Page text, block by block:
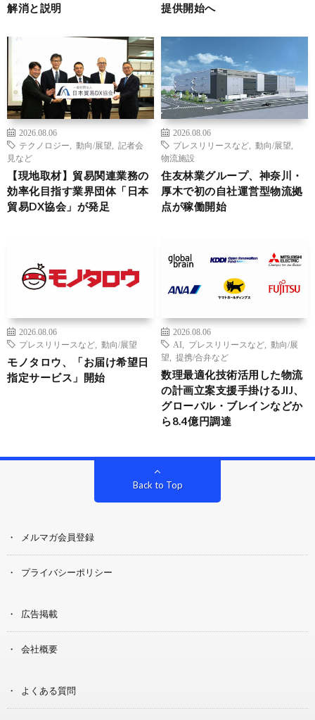
解消と説明
提供開始へ
2026.08.06
テクノロジー
動向/展望
記者会
見など
【現地取材】貿易関連業務の
効率化目指す業界団体「日本
貿易DX協会」が発足
2026.08.06
プレスリリースなど
動向/展望
物流施設
住友林業グループ、神奈川・
厚木で初の自社運営型物流拠
点が稼働開始
2026.08.06
プレスリリースなど
動向/展望
モノタロウ、「お届け希望日
指定サービス」開始
2026.08.06
AI
プレスリリースなど
動向/展
望
提携/合弁など
数理最適化技術活用した物流
の計画立案支援手掛けるJIJ、
グローバル・ブレインなどか
ら8.4億円調達
Back to Top
メルマガ会員登録
プライバシーポリシー
広告掲載
会社概要
よくある質問